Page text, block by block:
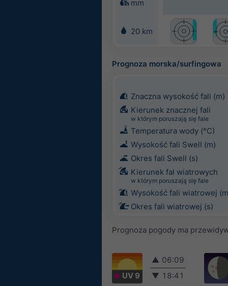
mm
20 km
Prognoza morska/surfingowa
Znaczna wysokość fali (m)
Kierunek znacznej fali
w którym poruszają się fale
Temperatura wody (°C)
Wysokość fali Swell (m)
Okres fali Swell (s)
Kierunek fal wiatrowych
w którym poruszają się fale
Wysokość fali wiatrowej
Okres fali wiatrowej (s)
Prognoza pogody ma
UV 9
▲ 06:09
▼ 18:41